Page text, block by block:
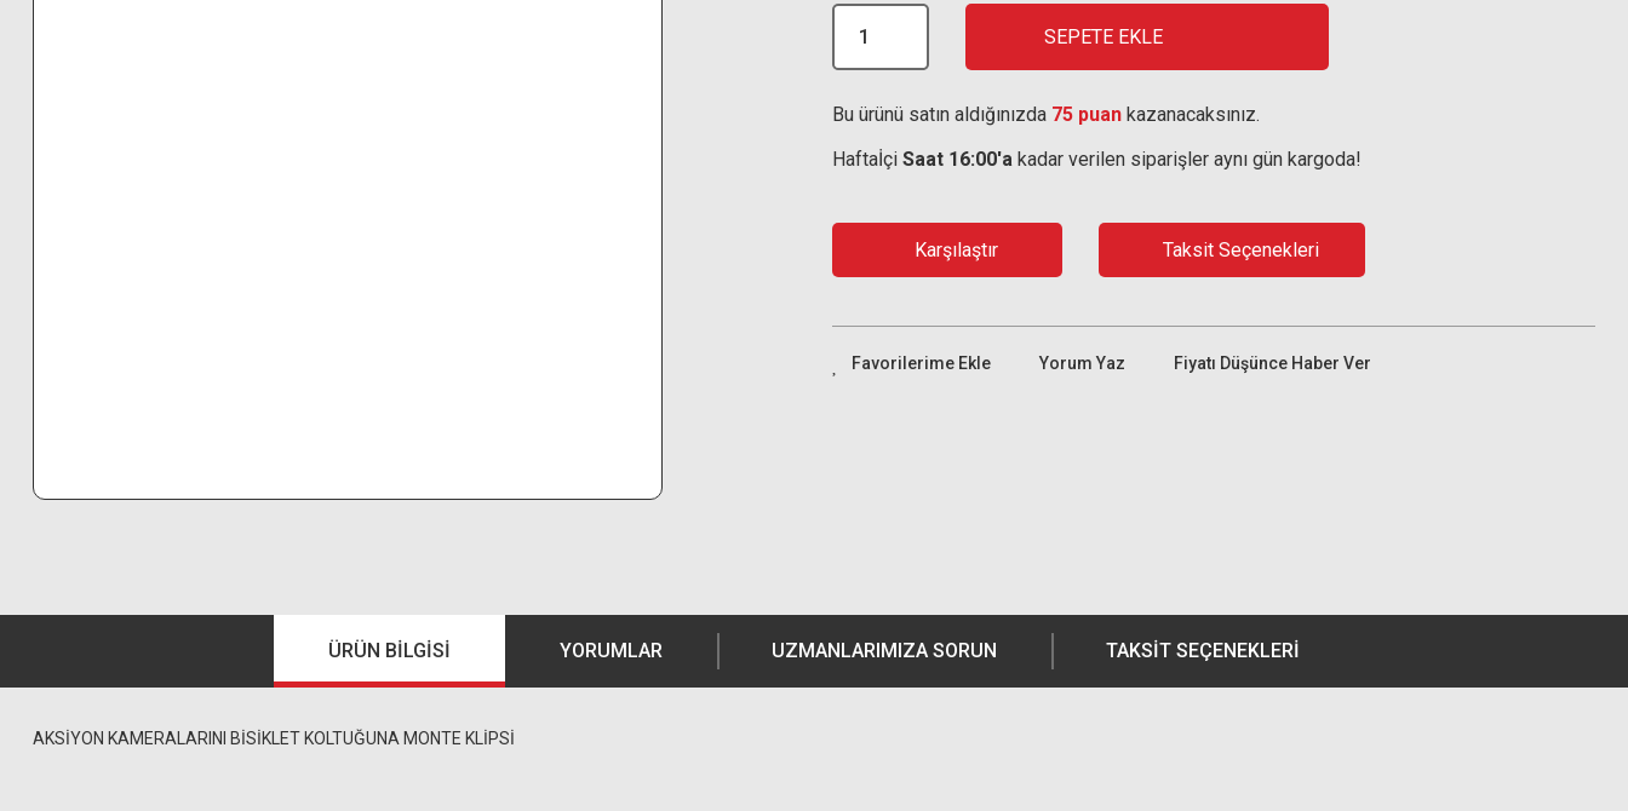
SEPETE EKLE
Bu ürünü satın aldığınızda 75 puan kazanacaksınız.
Haftaİçi Saat 16:00'a kadar verilen siparişler aynı gün kargoda!
Karşılaştır Taksit Seçenekleri
Yorum Yaz Fiyatı Düşünce Haber Ver
ÜRÜN BILGISI YORUMLAR UZMANLARIMIZA SORUN TAKSIT SEÇENEKLERI
AKSİYON KAMERALARINI BİSİKLET KOLTUĞUNA MONTE KLİPSİ